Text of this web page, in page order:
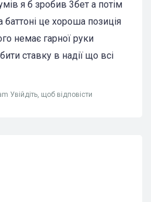
я б зробив 3бет а потім
баттоні це хороша позиція
немає гарної руки
ставку в надії що всі
Увійдіть, щоб відповісти